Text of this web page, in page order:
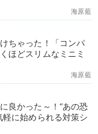
海原藍
ちゃった！「コンパ
ほどスリムなミニミ
海原藍
良かった～！“あの恐
に始められる対策シ